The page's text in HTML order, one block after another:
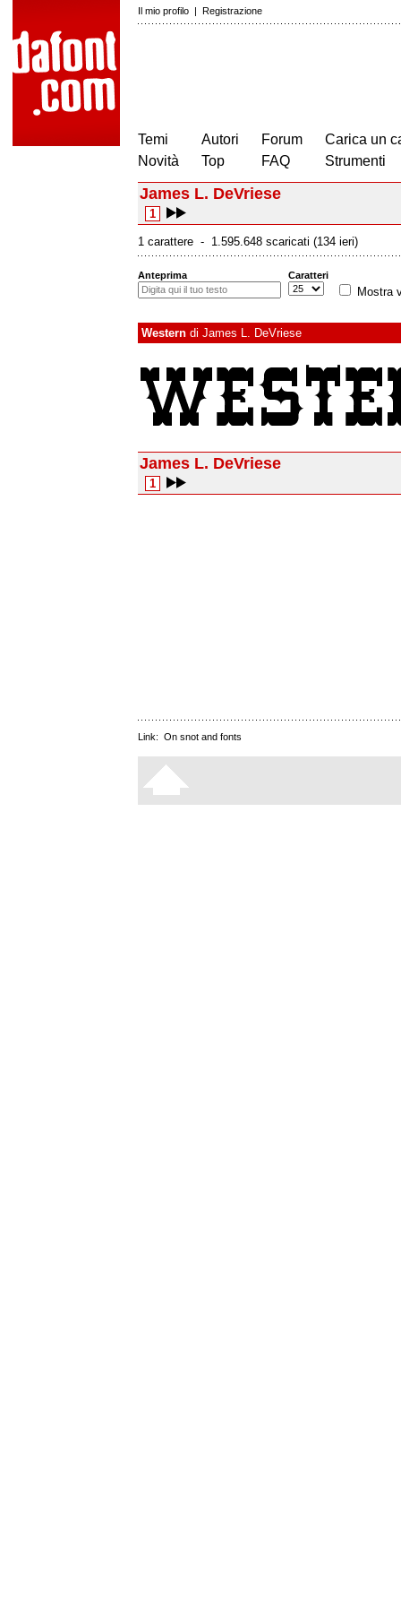
Il mio profilo | Registrazione
Temi
Novità
Autori
Top
Forum
FAQ
Carica un
Strumenti
James L. DeVriese
1
1 carattere - 1.595.648 scaricati (134 ieri)
Anteprima Caratteri
Mostra
Western di James L. DeVriese
James L. DeVriese
1
Link: On snot and fonts